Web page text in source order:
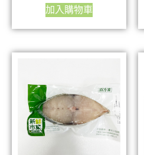
加入購物車